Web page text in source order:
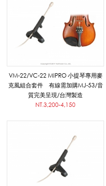
琴
VM-22/VC-22 MIPRO 小提琴專用麥
克風組合套件 有線需加購MJ-53/音
質完美呈現/台灣製造
NT.3,200-4,150